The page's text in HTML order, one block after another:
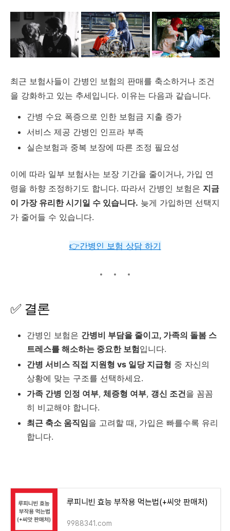
최근 보험사들이 간병인 보험의 판매를 축소하거나 조건
을 강화하고 있는 추세입니다. 이유는 다음과 같습니다.
간병 수요 폭증으로 인한 보험금 지출 증가
서비스 제공 간병인 인프라 부족
실손보험과 중복 보장에 따른 조정 필요성
이에 따라 일부 보험사는 보장 기간을 줄이거나, 가입 연
령을 하향 조정하기도 합니다. 따라서 간병인 보험은 지금
이 가장 유리한시기일 수 있습니다. 늦게 가입하면 선택지
가 줄어들 수 있습니다.
👉간병인 보험 상담 하기
✅ 결론
간병인 보험은 간병비 부담을 줄이고, 가족의 돌봄 스
트레스를 해소하는 중요한 보험입니다.
간병 서비스 직접 지원형 vs 일당 지급형 중 자신의
상황에 맞는 구조를 선택하세요.
가족 간병 인정 여부, 체증형 여부, 갱신 조건을 꼼꼼
히 비교해야 합니다.
최근 축소 움직임을 고려할 때, 가입은 빠를수록 유리
합니다.
루피니빈 효능 부작용 먹는법(+씨앗 판매처)
9988341.com